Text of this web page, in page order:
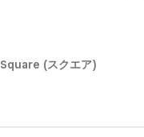
Square (スクエア)